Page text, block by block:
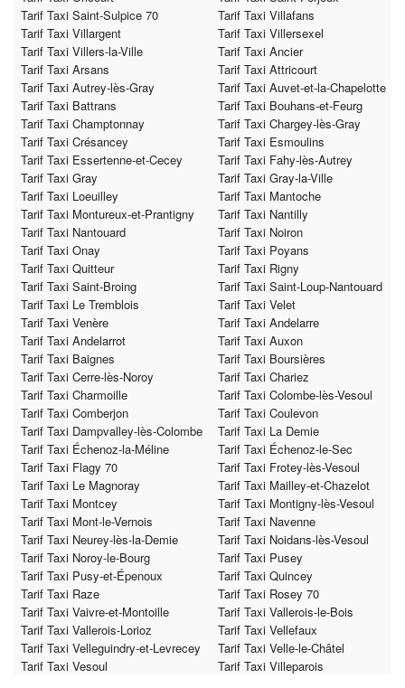
Tarif Taxi Saint-Sulpice 70
Tarif Taxi Villafans
Tarif Taxi Villargent
Tarif Taxi Villersexel
Tarif Taxi Villers-la-Ville
Tarif Taxi Ancier
Tarif Taxi Arsans
Tarif Taxi Attricourt
Tarif Taxi Autrey-lès-Gray
Tarif Taxi Auvet-et-la-Chapelotte
Tarif Taxi Battrans
Tarif Taxi Bouhans-et-Feurg
Tarif Taxi Champtonnay
Tarif Taxi Chargey-lès-Gray
Tarif Taxi Crésancey
Tarif Taxi Esmoulins
Tarif Taxi Essertenne-et-Cecey
Tarif Taxi Fahy-lès-Autrey
Tarif Taxi Gray
Tarif Taxi Gray-la-Ville
Tarif Taxi Loeuilley
Tarif Taxi Mantoche
Tarif Taxi Montureux-et-Prantigny
Tarif Taxi Nantilly
Tarif Taxi Nantouard
Tarif Taxi Noiron
Tarif Taxi Onay
Tarif Taxi Poyans
Tarif Taxi Quitteur
Tarif Taxi Rigny
Tarif Taxi Saint-Broing
Tarif Taxi Saint-Loup-Nantouard
Tarif Taxi Le Tremblois
Tarif Taxi Velet
Tarif Taxi Venère
Tarif Taxi Andelarre
Tarif Taxi Andelarrot
Tarif Taxi Auxon
Tarif Taxi Baignes
Tarif Taxi Boursières
Tarif Taxi Cerre-lès-Noroy
Tarif Taxi Chariez
Tarif Taxi Charmoille
Tarif Taxi Colombe-lès-Vesoul
Tarif Taxi Comberjon
Tarif Taxi Coulevon
Tarif Taxi Dampvalley-lès-Colombe
Tarif Taxi La Demie
Tarif Taxi Échenoz-la-Méline
Tarif Taxi Échenoz-le-Sec
Tarif Taxi Flagy 70
Tarif Taxi Frotey-lès-Vesoul
Tarif Taxi Le Magnoray
Tarif Taxi Mailley-et-Chazelot
Tarif Taxi Montcey
Tarif Taxi Montigny-lès-Vesoul
Tarif Taxi Mont-le-Vernois
Tarif Taxi Navenne
Tarif Taxi Neurey-lès-la-Demie
Tarif Taxi Noidans-lès-Vesoul
Tarif Taxi Noroy-le-Bourg
Tarif Taxi Pusey
Tarif Taxi Pusy-et-Épenoux
Tarif Taxi Quincey
Tarif Taxi Raze
Tarif Taxi Rosey 70
Tarif Taxi Vaivre-et-Montoille
Tarif Taxi Vallerois-le-Bois
Tarif Taxi Vallerois-Lorioz
Tarif Taxi Vellefaux
Tarif Taxi Velleguindry-et-Levrecey
Tarif Taxi Velle-le-Châtel
Tarif Taxi Vesoul
Tarif Taxi Villeparois